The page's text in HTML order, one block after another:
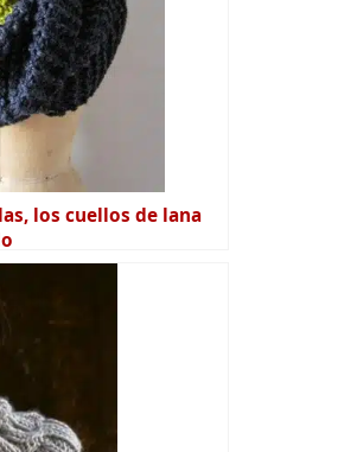
los cuellos de lana